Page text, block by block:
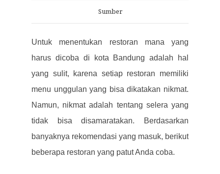
Sumber
Untuk menentukan restoran mana yang
harus dicoba di kota Bandung adalah hal
yang sulit, karena setiap restoran memiliki
menu unggulan yang bisa dikatakan nikmat.
Namun, nikmat adalah tentang selera yang
tidak bisa disamaratakan. Berdasarkan
banyaknya rekomendasi yang masuk, berikut
beberapa restoran yang patut Anda coba.